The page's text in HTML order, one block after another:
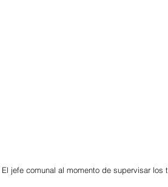
El jefe comunal al momento de supervisar los